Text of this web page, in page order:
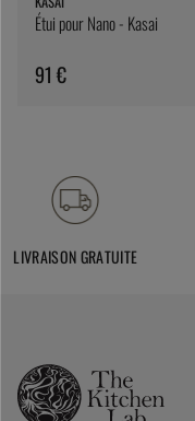
Étui pour Nano - Kasai
91 €
LIVRAISON GRATUITE